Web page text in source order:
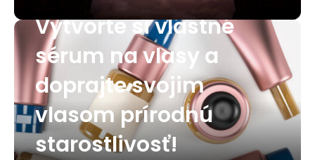
Vytvorte si vlastné
sérum na vlasy a
doprajte svojim
vlasom prírodnú
starostlivosť!